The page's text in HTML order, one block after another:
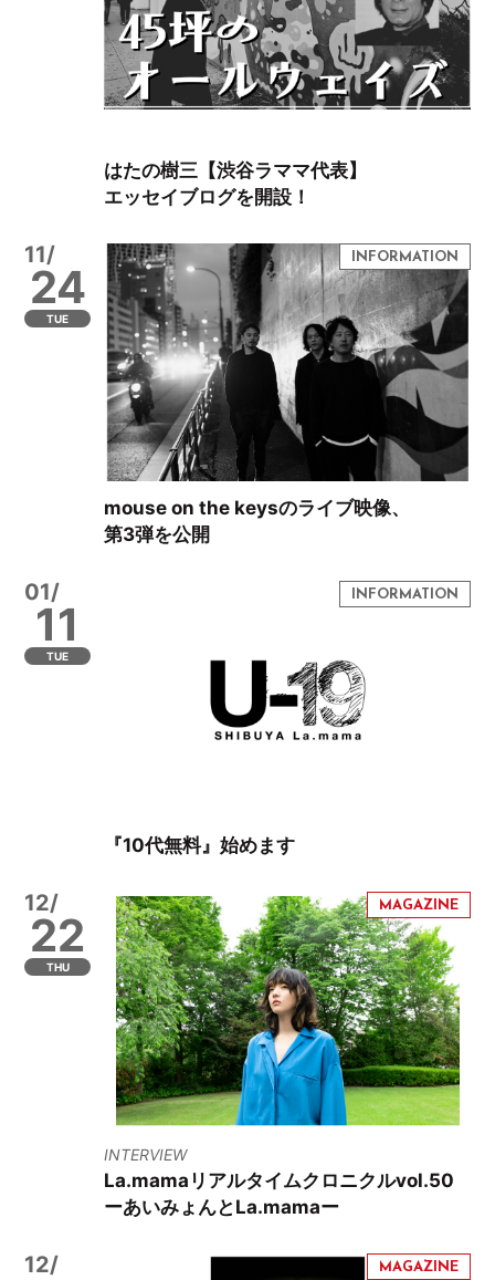
はたの樹三【渋谷ラママ代表】
エッセイブログを開設！
11/
24
TUE
mouse on the keysのライブ映像、
第3弾を公開
01/
11
TUE
『10代無料』始めます
12/
22
THU
INTERVIEW
La.mamaリアルタイムクロニクルvol.50
ーあいみょんとLa.mamaー
12/